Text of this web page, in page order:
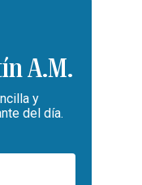
A.M.
y
del día.